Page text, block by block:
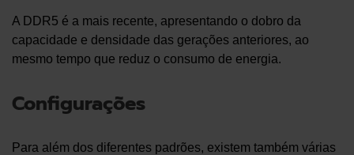
A DDR5 é a mais recente, apresentando o dobro da
capacidade e densidade das gerações anteriores, ao
mesmo tempo que reduz o consumo de energia.
Configurações
Para além dos diferentes padrões, existem também várias